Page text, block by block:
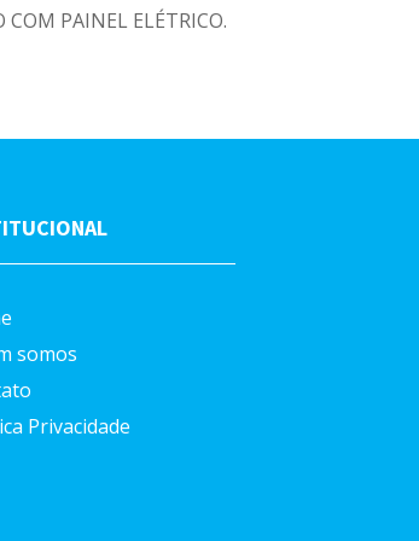
PAINEL ELÉTRICO.
somos
Privacidade